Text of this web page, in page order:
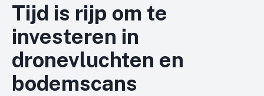
Tijd is rijp om te
investeren in
dronevluchten en
bodemscans